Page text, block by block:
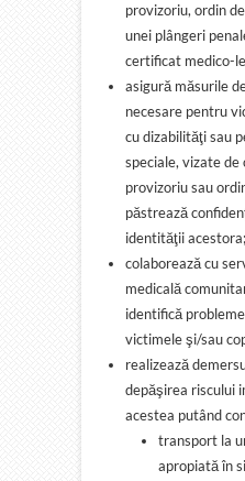
provizoriu, ordin
unei plângeri
certificat medico-
asigură măsurile
necesare pentru
cu dizabilităţi sau
speciale, vizate
provizoriu sau
păstrează
identităţii acestora;
colaborează cu
medicală
identifică
victimele şi/sau
realizează
depăşirea riscului
acestea putând
transport la
apropiată în